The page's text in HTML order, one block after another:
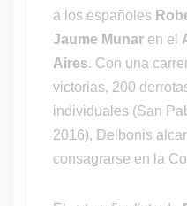
a los españoles
Jaume Munar en el
Aires. Con una
victorias, 200
individuales (San
2016), Delbonis
consagrarse en la